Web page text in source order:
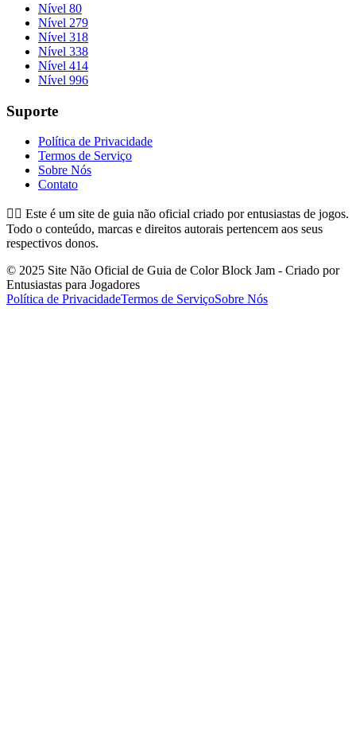
Nível 80
Nível 279
Nível 318
Nível 338
Nível 414
Nível 996
Suporte
Política de Privacidade
Termos de Serviço
Sobre Nós
Contato
👉🏻 Este é um site de guia não oficial criado por entusiastas de jogos.
Todo o conteúdo, marcas e direitos autorais pertencem aos seus
respectivos donos.
© 2025 Site Não Oficial de Guia de Color Block Jam - Criado por
Entusiastas para Jogadores
Política de PrivacidadeTermos de ServiçoSobre Nós